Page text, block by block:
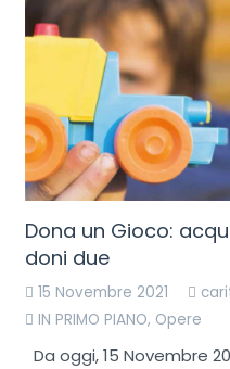
Dona un Gioco:
doni due
15 Novembre 2021
IN PRIMO PIANO, Opere
Da oggi, 15 Novembre